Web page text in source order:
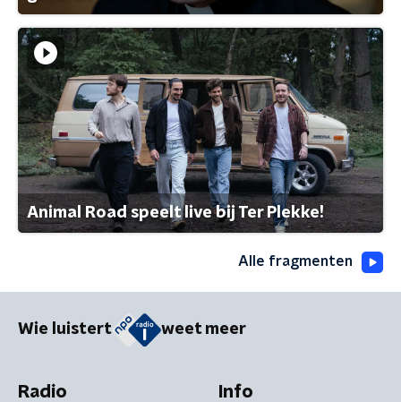
Animal Road speelt live bij Ter Plekke!
Alle fragmenten
Wie luistert weet meer
Radio Info